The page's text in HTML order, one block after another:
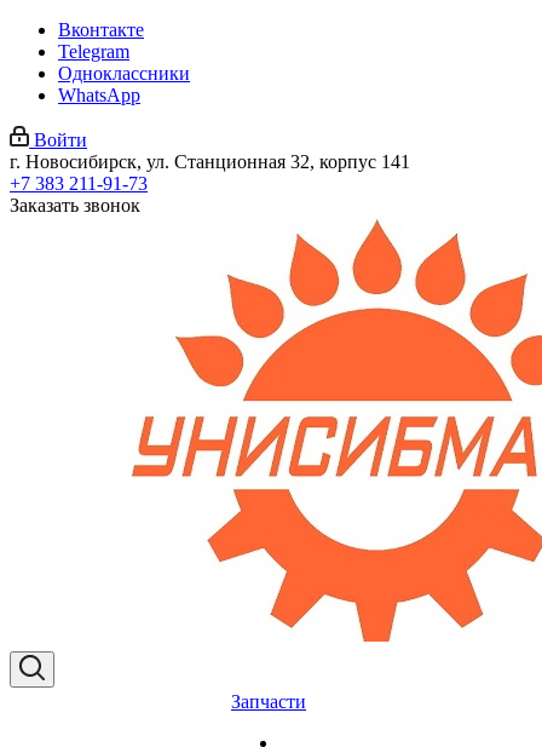
Вконтакте
Telegram
Одноклассники
WhatsApp
Войти
г. Новосибирск, ул. Станционная 32, корпус 141
+7 383 211-91-73
Заказать звонок
Запчасти